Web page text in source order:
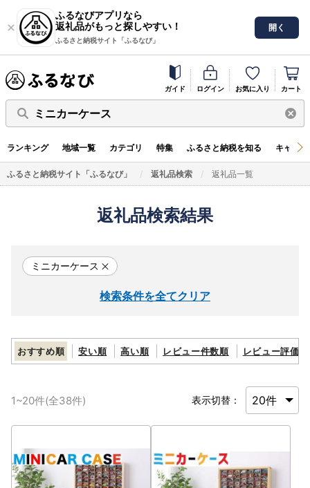
ふるなびアプリなら
返礼品がもっと探しやすい！
ふるさと納税サイト「ふるなび」
開く
ガイド ログイン お気に入り カート
ミニカーケース
ランキング 地域一覧 カテゴリ 特集 ふるさと納税を知る キャン
ふるさと納税サイト「ふるなび」 返礼品検索 返礼品一覧
返礼品検索結果
ミニカーケース
検索条件を全てクリア
おすすめ順 安い順 高い順 レビュー件数順 レビュー評価順
1~20件(全38件) 表示切替：